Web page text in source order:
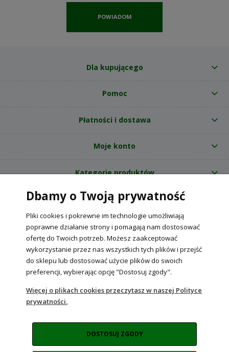
POWIADOM
DOSTĘPNOŚCI
Dla kupującego
Pomoc
Płatności i dostawa
Moje konto
Kategorie produktów
O nas
Internetowy sklep ogrodniczy z nasionami RajOgrodnika.pl
NIP: 6090037061, REGON: 260240470 | Czarnca, ul. Tęczowa 31, 29-100
Włoszczowa
POKAŻ PEŁNĄ WERSJĘ STRONY
Sklep internetowy Shoper Premium
Dbamy o Twoją prywatność
Pliki cookies i pokrewne im technologie umożliwiają
poprawne działanie strony i pomagają nam dostosować
ofertę do Twoich potrzeb. Możesz zaakceptować
wykorzystanie przez nas wszystkich tych plików i przejść
do sklepu lub dostosować użycie plików do swoich
preferencji, wybierając opcję "Dostosuj zgody".
Więcej o plikach cookies przeczytasz w naszej Polityce
prywatności.
DOSTOSUJ ZGODY